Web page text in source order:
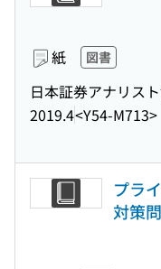
紙 図書
日本証券アナリス
2019.4<Y54-M713>
プラ
対策